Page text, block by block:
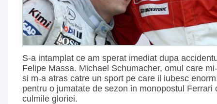
S-a intamplat ce am sperat imediat dupa
Felipe Massa. Michael Schumacher, omul care
si m-a atras catre un sport pe care il iubesc
pentru o jumatate de sezon in monopostul Ferrari
culmile gloriei.